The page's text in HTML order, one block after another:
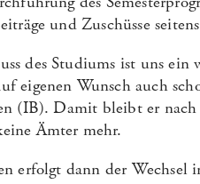
und Zuschüsse
des Studiums ist uns
eigenen Wunsch auch
(IB). Damit bleibt er
Ämter mehr.
erfolgt dann der